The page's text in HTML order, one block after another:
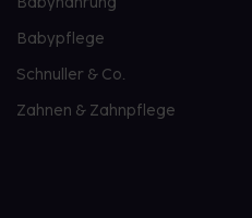
Babypflege
Schnuller & Co.
Zahnen & Zahnpflege